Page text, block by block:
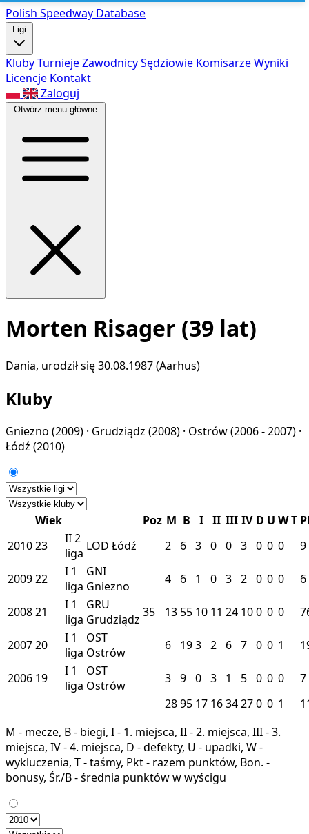
Polish Speedway Database
Ligi
KlubyTurniejeZawodnicySędziowie KomisarzeWyniki
Licencje Kontakt
Zaloguj
Otwórz menu główne
Morten Risager (39 lat)
Dania, urodził się 30.08.1987 (Aarhus)
Kluby
Gniezno (2009) · Grudziądz (2008) · Ostrów(2006 - 2007) ·
Łódź (2010)
Wiek Poz M B I II III IV D U WT
201023 II2
liga LOD Łódź 2 6 3 0 0 3 0 0 0 9
200922 I 1
liga
GNI
Gniezno
4 6 1 0 3 2 0 0 0 6
200821 I 1
liga
GRU
Grudziądz 35 13 55 10 11 24 100 0 0
200720 I 1
liga
OST
Ostrów
6 193 2 6 7 0 0 1
2006 19 I 1
liga
OST
Ostrów
3 9 0 3 1 5 0 0 0
7
2895 17 1634270 0 1
M - mecze, B - biegi, I - 1. miejsca, II - 2. miejsca, III - 3.
miejsca, IV - 4. miejsca, D - defekty, U - upadki, W -
wykluczenia, T - taśmy, Pkt - razem punktów, Bon. -
bonusy, Śr./B - średnia punktów w wyścigu